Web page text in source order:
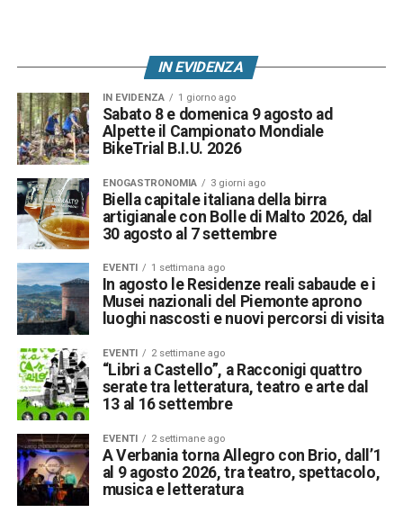
IN EVIDENZA
IN EVIDENZA 1 giorno ago
Sabato 8 e domenica 9 agosto ad
Alpette il Campionato Mondiale
BikeTrial B.I.U. 2026
ENOGASTRONOMIA 3 giorni ago
Biella capitale italiana della birra
artigianale con Bolle di Malto 2026, dal
30 agosto al 7 settembre
EVENTI 1 settimana ago
In agosto le Residenze reali sabaude e i
Musei nazionali del Piemonte aprono
luoghi nascosti e nuovi percorsi di visita
EVENTI 2 settimane ago
“Libri a Castello”, a Racconigi quattro
serate tra letteratura, teatro e arte dal
13 al 16 settembre
EVENTI 2 settimane ago
A Verbania torna Allegro con Brio, dall’1
al 9 agosto 2026, tra teatro, spettacolo,
musica e letteratura